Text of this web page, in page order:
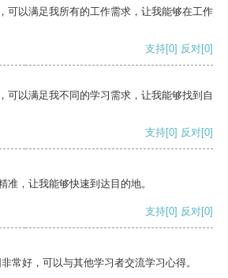
可以满足我所有的工作需求，让我能够在工作
支持[0] 反对[0]
可以满足我不同的学习需求，让我能够找到自
支持[0] 反对[0]
准，让我能够快速到达目的地。
支持[0] 反对[0]
常好，可以与其他学习者交流学习心得。